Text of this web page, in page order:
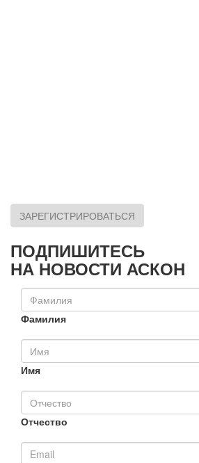
ЗАРЕГИСТРИРОВАТЬСЯ
ПОДПИШИТЕСЬ
НА НОВОСТИ АСКОН
Фамилия
Имя
Отчество